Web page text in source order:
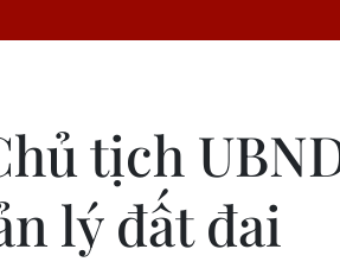
tịch
lý đất đai